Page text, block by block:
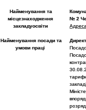
Найменування та
місцезнаходження
закладуосвіти
№ 2
Найменування посади та
умови праці